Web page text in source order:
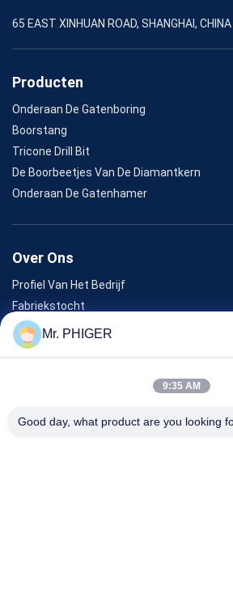
65 EAST XINHUAN ROAD, SHANGHAI, CHINA
Producten
Onderaan De Gatenboring
Boorstang
Tricone Drill Bit
De Boorbeetjes Van De Diamantkern
Onderaan De Gatenhamer
Over Ons
Profiel Van Het Bedrijf
Fabriekstocht
Kwaliteitscontrole
Sitemap
Evenementen
Mr. PHIGER
9:35 AM
Good day, what product are you looking